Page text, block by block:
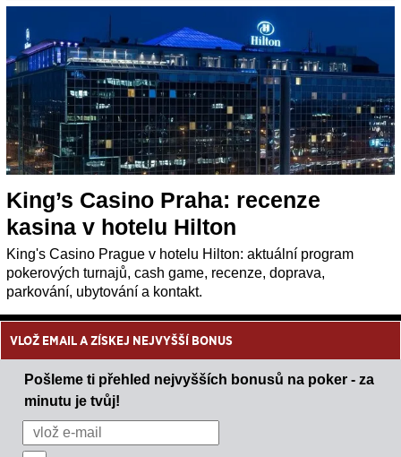
King’s Casino Praha: recenze
kasina v hotelu Hilton
King's Casino Prague v hotelu Hilton: aktuální program
pokerových turnajů, cash game, recenze, doprava,
parkování, ubytování a kontakt.
VLOŽ EMAIL A ZÍSKEJ NEJVYŠŠÍ BONUS
Pošleme ti přehled nejvyšších bonusů na poker - za
minutu je tvůj!